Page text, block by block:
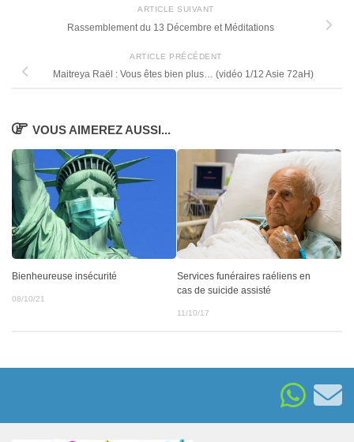
ARTICLE SUIVANT
Rassemblement du 13 Décembre et Méditations
ARTICLE PRÉCÉDENT
Maitreya Raël : Vous êtes bien plus… (vidéo 1/12 Asie 72aH)
VOUS AIMEREZ AUSSI...
Bienheureuse insécurité
08/10/21
Services funéraires raéliens en
cas de suicide assisté
11/10/17